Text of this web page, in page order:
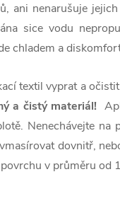
ani nenarušuje
sice vodu
chladem a
textil vyprat a
a čistý materiál!
Nenechávejte na
dovnitř,
v průměru od